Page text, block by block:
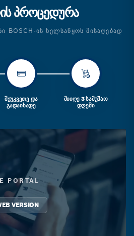
ᲞᲠᲝᲪᲔᲓᲣᲠᲐ
BOSCH-ᲘᲡ ᲮᲔᲚᲡᲐᲬᲧᲝᲡ ᲛᲘᲡᲐᲦᲔᲑᲐᲓ
ᲨᲔᲣᲙᲕᲔᲗᲔ ᲓᲐ
ᲒᲐᲓᲐᲘᲮᲐᲓᲔ
ᲛᲘᲘᲦᲔ 3 ᲡᲐᲛᲣᲨᲐᲝ
ᲓᲦᲔᲨᲘ
PORTAL
VERSION